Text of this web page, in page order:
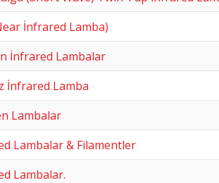
İnfrared Lamba)
İnfrared Lambalar
İnfrared Lamba
Lambalar
Lambalar & Filamentler
Lambalar.